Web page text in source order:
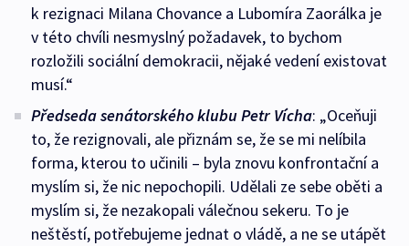
k rezignaci Milana Chovance a Lubomíra Zaorálka je
v této chvíli nesmyslný požadavek, to bychom
rozložili sociální demokracii, nějaké vedení existovat
musí.“
Předseda senátorského klubu Petr Vícha: „Oceňuji
to, že rezignovali, ale přiznám se, že se mi nelíbila
forma, kterou to učinili – byla znovu konfrontační a
myslím si, že nic nepochopili. Udělali ze sebe oběti a
myslím si, že nezakopali válečnou sekeru. To je
neštěstí, potřebujeme jednat o vládě, a ne se utápět